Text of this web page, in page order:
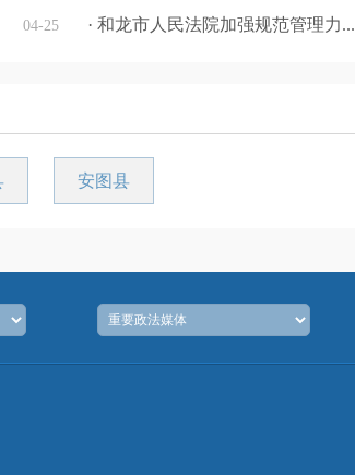
04-25 · 和龙市人民法院加强规范管理力...
安图县